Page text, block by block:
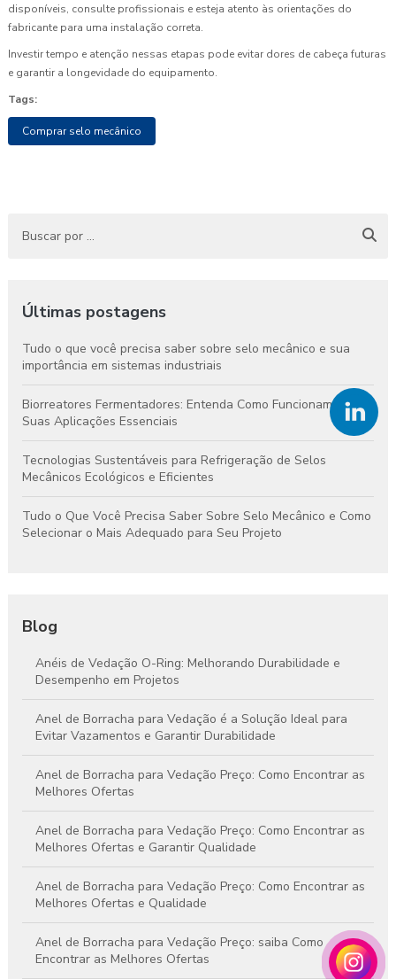
disponíveis, consulte profissionais e esteja atento às orientações do
fabricante para uma instalação correta.
Investir tempo e atenção nessas etapas pode evitar dores de cabeça futuras
e garantir a longevidade do equipamento.
Tags:
Comprar selo mecânico
Últimas postagens
Tudo o que você precisa saber sobre selo mecânico e sua
importância em sistemas industriais
Biorreatores Fermentadores: Entenda Como Funcionam e
Suas Aplicações Essenciais
Tecnologias Sustentáveis para Refrigeração de Selos
Mecânicos Ecológicos e Eficientes
Tudo o Que Você Precisa Saber Sobre Selo Mecânico e Como
Selecionar o Mais Adequado para Seu Projeto
Blog
Anéis de Vedação O-Ring: Melhorando Durabilidade e
Desempenho em Projetos
Anel de Borracha para Vedação é a Solução Ideal para
Evitar Vazamentos e Garantir Durabilidade
Anel de Borracha para Vedação Preço: Como Encontrar as
Melhores Ofertas
Anel de Borracha para Vedação Preço: Como Encontrar as
Melhores Ofertas e Garantir Qualidade
Anel de Borracha para Vedação Preço: Como Encontrar as
Melhores Ofertas e Qualidade
Anel de Borracha para Vedação Preço: saiba Como
Encontrar as Melhores Ofertas